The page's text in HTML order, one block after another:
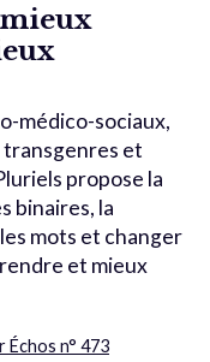
médico-sociaux,
transgenres et
propose la
binaires, la
mots et changer
et mieux
Échos n° 473